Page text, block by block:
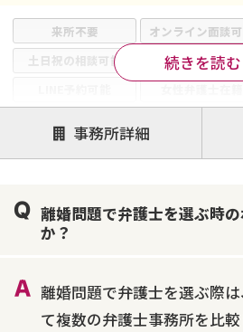
来所不要 オンライン面談
土日祝の相談可能
19時以降電話可能
注力案件
離婚前相談
離婚調停
不貞・不倫慰謝料請求
国際離婚
財産分与
続きを読む
事務所詳細
離婚問題で弁護士を選ぶ時
か？
離婚問題で弁護士を選ぶ際
て複数の弁護士事務所を比